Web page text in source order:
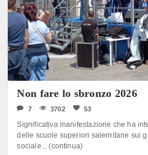
Non fare lo sbronzo 2026
7 3702 53
Significativa manifestazione che ha
delle scuole superiori salernitane sui
sociale... (continua)